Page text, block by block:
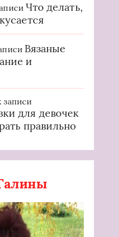
Что делать,
Вязаные
и
записи
для девочек
правильно